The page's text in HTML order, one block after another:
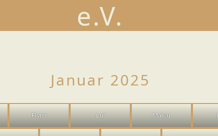
e.V.
Januar 2025
Flynn Lui Malou